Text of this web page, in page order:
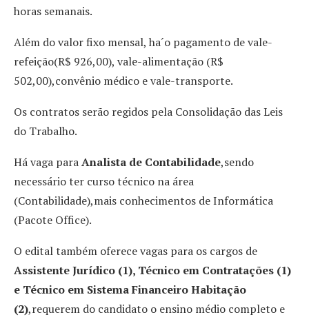
horas semanais.
Além do valor fixo mensal, ha´o pagamento de vale-
refeição(R$ 926,00), vale-alimentação (R$
502,00),convênio médico e vale-transporte.
Os contratos serão regidos pela Consolidação das Leis
do Trabalho.
Há vaga paraAnalista de Contabilidade,sendo
necessário ter curso técnico na área
(Contabilidade),mais conhecimentos de Informática
(Pacote Office).
O edital também oferece vagas para os cargos de
Assistente Jurídico (1), Técnico em Contratações (1)
e Técnico em Sistema Financeiro Habitação
(2),requerem do candidato o ensino médio completo e